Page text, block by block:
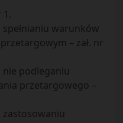
1.
warunków
– zał. nr
podleganiu
przetargowego –